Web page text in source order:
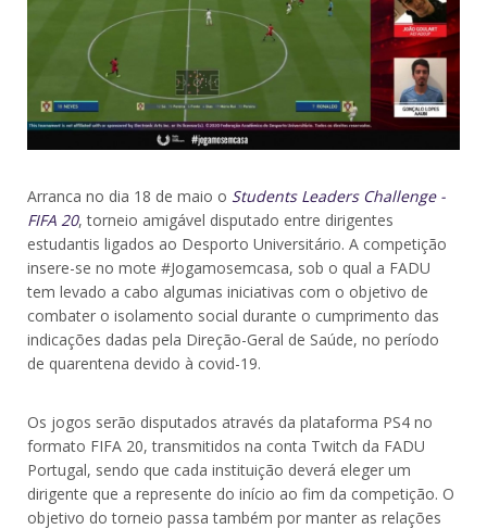
Arranca no dia 18 de maio o Students Leaders Challenge -
FIFA 20, torneio amigável disputado entre dirigentes
estudantis ligados ao Desporto Universitário. A competição
insere-se no mote #Jogamosemcasa, sob o qual a FADU
tem levado a cabo algumas iniciativas com o objetivo de
combater o isolamento social durante o cumprimento das
indicações dadas pela Direção-Geral de Saúde, no período
de quarentena devido à covid-19.
Os jogos serão disputados através da plataforma PS4 no
formato FIFA 20, transmitidos na conta Twitch da FADU
Portugal, sendo que cada instituição deverá eleger um
dirigente que a represente do início ao fim da competição. O
objetivo do torneio passa também por manter as relações